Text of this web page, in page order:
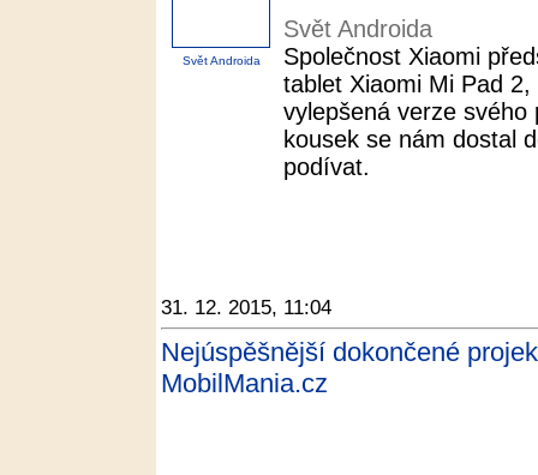
Svět Androida
Svět Androida
Společnost Xiaomi
tablet Xiaomi Mi Pad
vylepšená verze svého
kousek se nám dostal
podívat.
31. 12. 2015, 11:04
Nejúspěšnější dokončené
MobilMania.cz